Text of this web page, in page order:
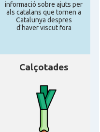
informació sobre ajuts per
als catalans que tornen a
Catalunya despres
d'haver viscut fora
Calçotades